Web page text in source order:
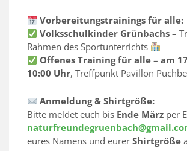
Vorbereitungstrainings für alle:
Volksschulkinder Grünbachs –
Rahmen des Sportunterrichts
Offenes Training für alle –am
10:00 Uhr, Treffpunkt Pavillon
Anmeldung & Shirtgröße:
Bitte meldet euch bis Ende März per
eures Namens und eurer Shirtgröße